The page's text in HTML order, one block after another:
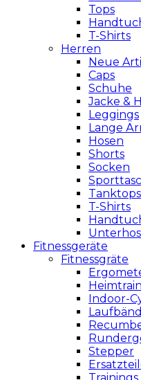
Tops
T-Shirts
Herren
Neue
Caps
Schuhe
Jacke &
Leggings
Lange
Hosen
Shorts
Socken
Tanktops
T-Shirts
Fitnessgeräte
Fitnessgräte
Indoor-
Stepper